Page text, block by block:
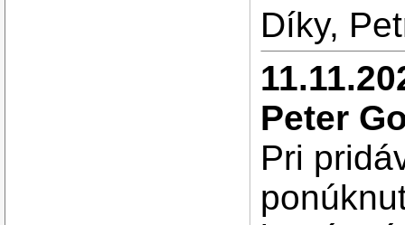
Díky,
Peter
Pri